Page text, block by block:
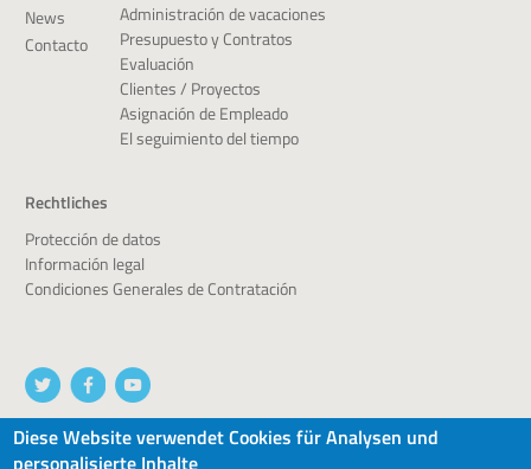
News
Contacto
Administración de vacaciones
Presupuesto y Contratos
Evaluación
Clientes / Proyectos
Asignación de Empleado
El seguimiento del tiempo
Rechtliches
Protección de datos
Información legal
Condiciones Generales de Contratación
Diese Website verwendet Cookies für Analysen und
personalisierte Inhalte